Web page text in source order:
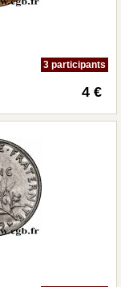
3 participants
4 €